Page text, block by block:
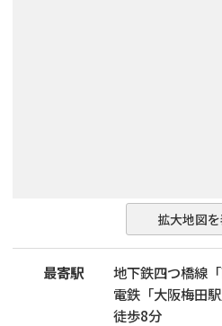
拡大地図
最寄駅
地下鉄四つ橋線
電鉄「大阪梅田
徒歩8分